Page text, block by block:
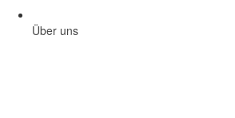
Über uns